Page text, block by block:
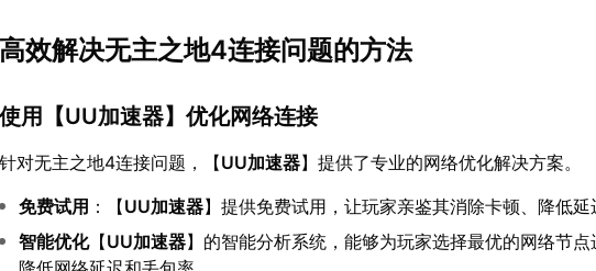
高效解决无主之地4连接问题的方法
使用【UU加速器】优化网络连接
针对无主之地4连接问题，【UU加速器】提供了专业的网络优化解决方案。
免费试用 ：【UU加速器】提供免费试用，让玩家亲鉴其消除卡顿、降低延
智能优化【UU加速器】的智能分析系统，能够为玩家选择最优的网络节